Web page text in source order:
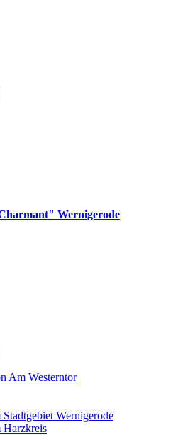
Am Westerntor
Wernigerode
Harzkreis